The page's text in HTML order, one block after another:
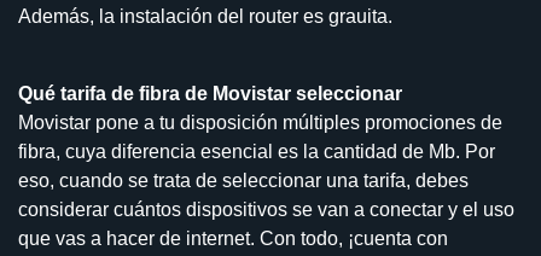
Además, la instalación del router es grauita.
Qué tarifa de fibra de Movistar seleccionar
Movistar pone a tu disposición múltiples promociones de
fibra, cuya diferencia esencial es la cantidad de Mb. Por
eso, cuando se trata de seleccionar una tarifa, debes
considerar cuántos dispositivos se van a conectar y el uso
que vas a hacer de internet. Con todo, ¡cuenta con